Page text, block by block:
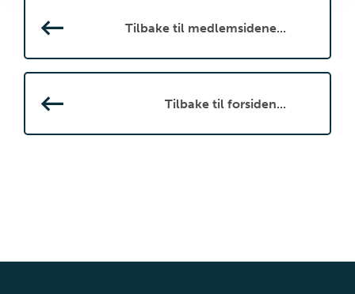
Tilbake til medlemsidene...
Tilbake til forsiden...